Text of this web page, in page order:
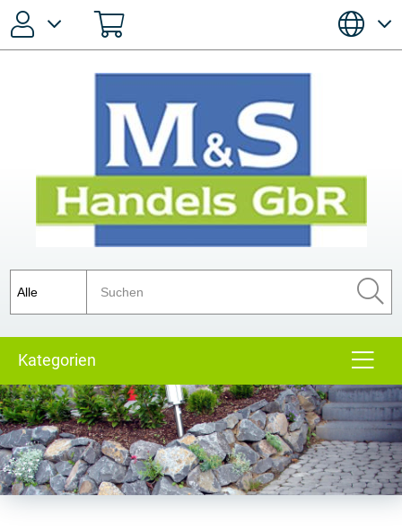
Registrieren
Passwort vergessen?
Kategorien